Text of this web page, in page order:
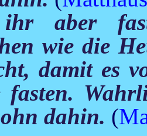
ihr aber
wie die
damit es
fasten.
dahin. (